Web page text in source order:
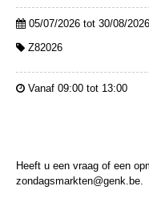
05/07/2026 tot 30/08/2026
Z82026
Vanaf 09:00 tot 13:00
Heeft u een vraag of een
zondagsmarkten@genk.be.